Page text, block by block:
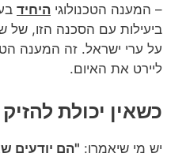
– המענה הטכנולוגי היחיד
ביעילות עם הסכנה הזו, של
על ערי ישראל. זה המענה
ליירט את האיום.
כשאין יכולת
יש מי שיאמרו: "הם יודעים